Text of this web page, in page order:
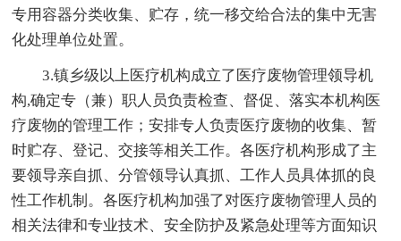
专用容器分类收集、贮存，统一移交给合法的集中无害
化处理单位处置。
3.镇乡级以上医疗机构成立了医疗废物管理领导机
构,确定专（兼）职人员负责检查、督促、落实本机构医
疗废物的管理工作；安排专人负责医疗废物的收集、暂
时贮存、登记、交接等相关工作。各医疗机构形成了主
要领导亲自抓、分管领导认真抓、工作人员具体抓的良
性工作机制。各医疗机构加强了对医疗废物管理人员的
相关法律和专业技术、安全防护及紧急处理等方面知识